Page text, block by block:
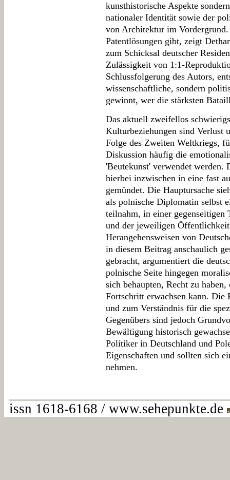
kunsthistorische Aspekte
nationaler Identität sowie der
von Architektur im
Patentlösungen gibt, zeigt
zum Schicksal deutscher
Zulässigkeit von 1:1-
Schlussfolgerung des Autors,
wissenschaftliche, sondern
gewinnt, wer die stärksten
Das aktuell zweifellos
Kulturbeziehungen sind Verlust
Folge des Zweiten Weltkriegs,
Diskussion häufig die
'Beutekunst' verwendet
hierbei inzwischen in eine fast
gemündet. Die Hauptursache
als polnische Diplomatin selbst
teilnahm, in einer gegenseitigen
und der jeweiligen
Herangehensweisen von
in diesem Beitrag anschaulich
gebracht, argumentiert die
polnische Seite hingegen
sich behaupten, Recht zu
Fortschritt erwachsen kann.
und zum Verständnis für die
Gegenübers sind jedoch
Bewältigung historisch
Politiker in Deutschland und
Eigenschaften und sollten sich
nehmen.
issn 1618-6168 / www.sehepunkte.de